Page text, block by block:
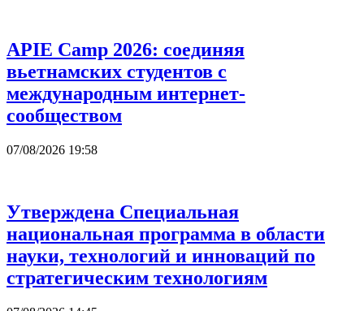
APIE Camp 2026: соединяя
вьетнамских студентов с
международным интернет-
сообществом
07/08/2026 19:58
Утверждена Специальная
национальная программа в области
науки, технологий и инноваций по
стратегическим технологиям